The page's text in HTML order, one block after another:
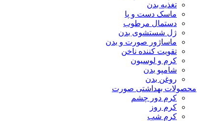
تغذیه بدن
ماسک دست و پا
دستمال مرطوب
ژل شستشوی بدن
ماساژور صورت و بدن
تقویت کننده ناخن
کرم و لوسیون
شامپو بدن
روغن بدن
محصولات بهداشتی صورت
کرم دور چشم
کرم روز
کرم شب